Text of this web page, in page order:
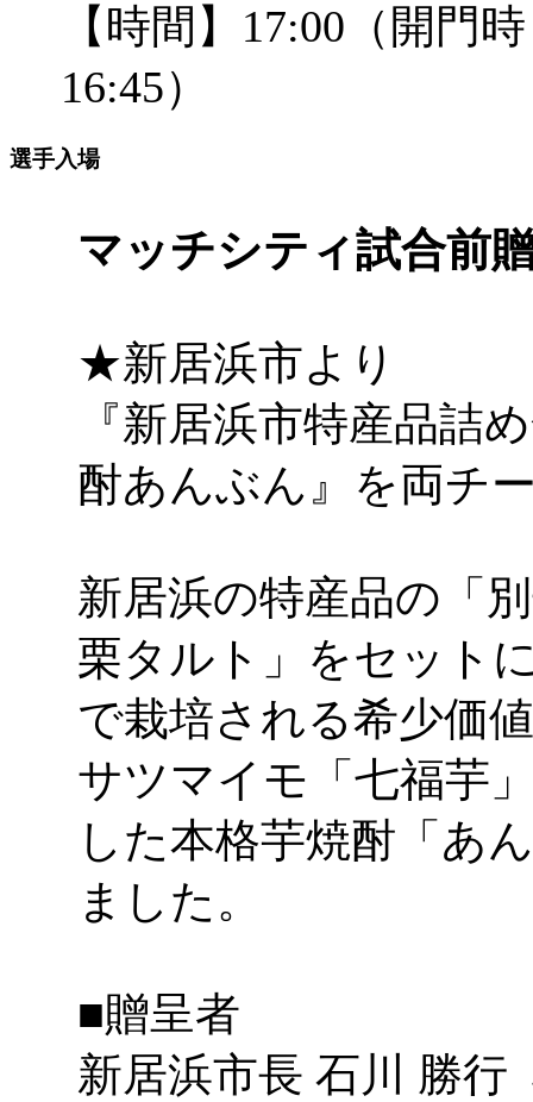
【時間】17:00（開門
16:45）
選手入場
マッチシティ試合前
★新居浜市より
『新居浜市特産品詰
酎あんぶん』を両チ
新居浜の特産品の「
栗タルト」をセット
で栽培される希少価
サツマイモ「七福芋
した本格芋焼酎「あ
ました。
■贈呈者
新居浜市長 石川 勝行